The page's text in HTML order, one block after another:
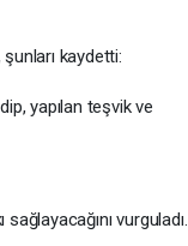
kaydetti:
yapılan teşvik ve
vurguladı.